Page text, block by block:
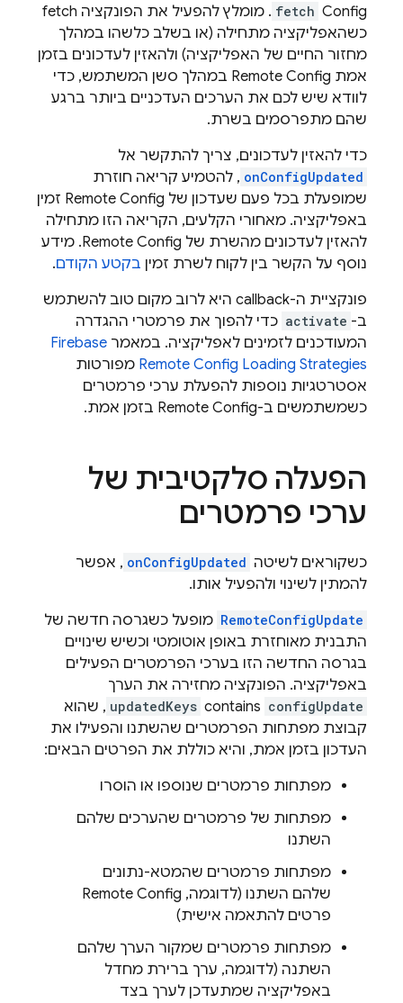
Config
fetch
. מומלץ להפעיל את הפונקציה fetch
כשהאפליקציה מתחילה (או בשלב כלשהו במהלך
מחזור החיים של האפליקציה) ולהאזין לעדכונים בזמן
אמת Remote Config במהלך סשן המשתמש, כדי
לוודא שיש לכם את הערכים העדכניים ביותר ברגע
שהם מתפרסמים בשרת.
כדי להאזין לעדכונים, צריך להתקשר אל
onConfigUpdated , להטמיע קריאה חוזרת
שמופעלת בכל פעם שעדכון של Remote Config זמין
באפליקציה. מאחורי הקלעים, הקריאה הזו מתחילה
להאזין לעדכונים מהשרת של Remote Config. מידע
נוסף על הקשר בין לקוח לשרת זמין בקטע הקודם.
פונקציית ה-callback היא לרוב מקום טוב להשתמש
ב- activate כדי להפוך את פרמטרי ההגדרה
המעודכנים לזמינים לאפליקציה. במאמר Firebase
Remote Config Loading Strategies
מפורטות
אסטרטגיות נוספות להפעלת ערכי פרמטרים
כשמשתמשים ב-Remote Config בזמן אמת.
הפעלה סלקטיבית של
ערכי פרמטרים
כשקוראים לשיטה onConfigUpdated , אפשר
להמתין לשינוי ולהפעיל אותו.
RemoteConfigUpdate מופעל כשגרסה חדשה של
התבנית מאוחזרת באופן אוטומטי וכשיש שינויים
בגרסה החדשה הזו בערכי הפרמטרים הפעילים
באפליקציה. הפונקציה מחזירה את הערך
configUpdate
updatedKeys , שהוא
קבוצת מפתחות הפרמטרים שהשתנו והפעילו את
העדכון בזמן אמת, והיא כוללת את הפרטים הבאים:
מפתחות פרמטרים שנוספו או הוסרו
מפתחות של פרמטרים שהערכים שלהם
השתנו
מפתחות פרמטרים שהמטא-נתונים
שלהם השתנו (לדוגמה, Remote Config
פרטים להתאמה אישית)
מפתחות פרמטרים שמקור הערך שלהם
השתנה (לדוגמה, ערך ברירת מחדל
באפליקציה שמתעדכן לערך בצד